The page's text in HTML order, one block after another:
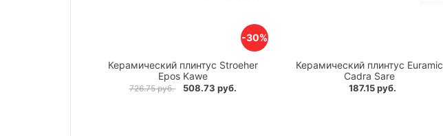
-30%
Керамический плинтус Stroeher
Epos Kawe
726.75 руб. 508.73 руб.
Керамический плинтус Euramic
Cadra Sare
187.15 руб.